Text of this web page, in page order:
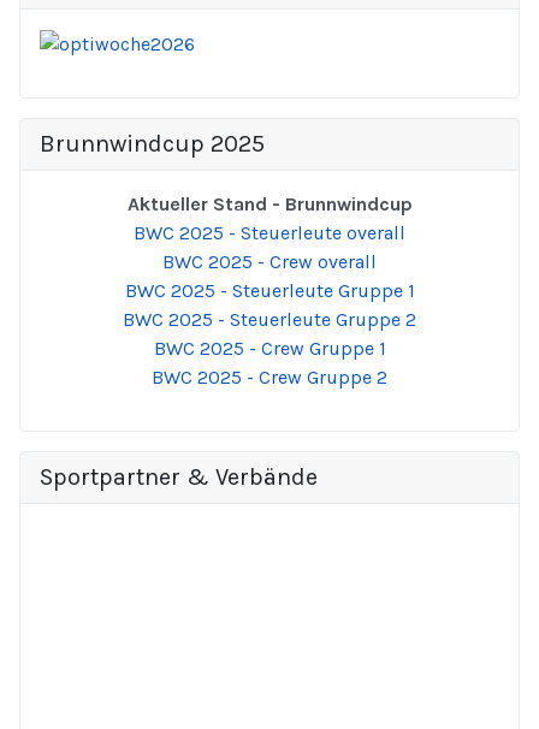
Brunnwindcup 2025
Aktueller Stand - Brunnwindcup
BWC 2025 - Steuerleute overall
BWC 2025 - Crew overall
BWC 2025 - Steuerleute Gruppe 1
BWC 2025 - Steuerleute Gruppe 2
BWC 2025 - Crew Gruppe 1
BWC 2025 - Crew Gruppe 2
Sportpartner & Verbände